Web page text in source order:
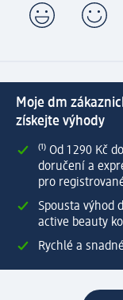
Moje dm
získejte výhody
⁽¹⁾ Od 1 290
doručení a
pro
Spousta výhod
active beauty
Rychlé a